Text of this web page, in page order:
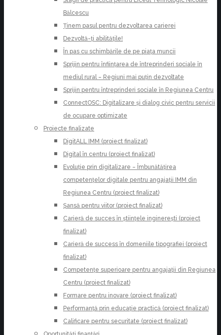
Bălcescu
Ținem pasul pentru dezvoltarea carierei
Dezvoltă-ți abilitățile!
În pas cu schimbările de pe piața muncii
Sprijin pentru înființarea de întreprinderi sociale în
mediul rural – Regiuni mai puțin dezvoltate
Sprijin pentru întreprinderi sociale în Regiunea Centru
ConnectOSC: Digitalizare și dialog civic pentru servicii
de ocupare optimizate
Proiecte finalizate
DigitALL IMM (proiect finalizat)
Digital în centru (proiect finalizat)
Evoluție prin digitalizare – Îmbunătățirea
competențelor digitale pentru angajații IMM din
Regiunea Centru (proiect finalizat)
Șansă pentru viitor (proiect finalizat)
Carieră de succes în științele inginerești (proiect
finalizat)
Carieră de success în domeniile tipografiei (proiect
finalizat)
Competențe superioare pentru angajații din Regiunea
Centru (proiect finalizat)
Formare pentru inovare (proiect finalizat)
Performanță prin educație practică (proiect finalizat)
Calificare pentru securitate (proiect finalizat)